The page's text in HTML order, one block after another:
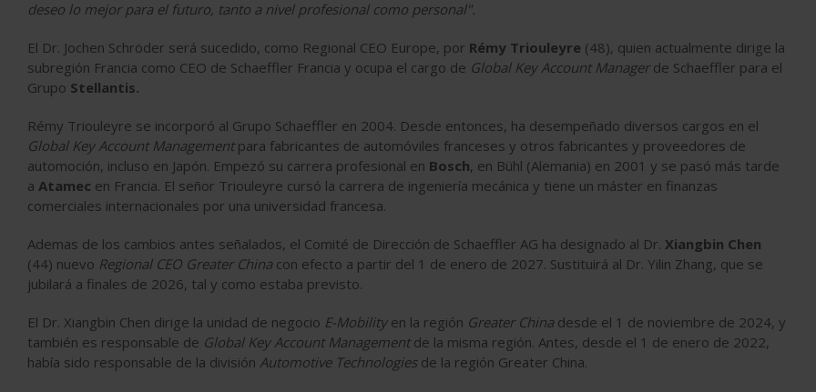
deseo lo mejor para el futuro, tanto a nivel profesional como personal".
El Dr. Jochen Schröder será sucedido, como Regional CEO Europe, por Rémy Triouleyre (48), quien actualmente dirige la
subregión Francia como CEO de Schaeffler Francia y ocupa el cargo de Global Key Account Managerde Schaeffler para el
Grupo Stellantis.
Rémy Triouleyre se incorporó al Grupo Schaeffler en 2004. Desde entonces, ha desempeñado diversos cargos en el
Global Key Account Managementpara fabricantes de automóviles franceses y otros fabricantes y proveedores de
automoción, incluso en Japón. Empezó su carrera profesional en Bosch, en Bühl (Alemania) en 2001 y se pasó más tarde
a Atamec en Francia. El señor Triouleyre cursó la carrera de ingeniería mecánica y tiene un máster en finanzas
comerciales internacionales por una universidad francesa.
Ademas de los cambios antes señalados, el Comité de Dirección de Schaeffler AG ha designado al Dr. Xiangbin Chen
(44) nuevo Regional CEO Greater China con efecto a partir del 1 de enero de 2027. Sustituirá al Dr. Yilin Zhang, que se
jubilará a finales de 2026, tal y como estaba previsto.
El Dr. Xiangbin Chen dirige la unidad de negocio E-Mobilityen la región Greater China desde el 1 de noviembre de 2024, y
también es responsable de Global Key Account Managementde la misma región. Antes, desde el 1 de enero de 2022,
había sido responsable de la división Automotive Technologiesde la región Greater China.